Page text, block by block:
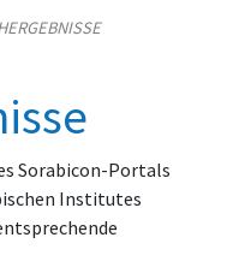
Sorabicon-Portals
Institutes